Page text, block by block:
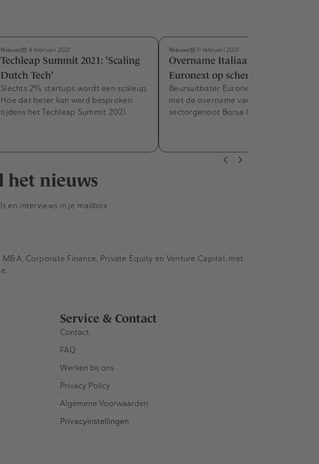
Nieuws 4 februari 2021
Techleap Summit 2021: 'Scaling
Dutch Tech'
Slechts 2% startups wordt een scaleup.
Hoe dat beter kan werd besproken
tijdens het Techleap Summit 2021.
Nieuws 11 februari 2021
Overname Italiaanse beurs door
Euronext op schema
Beursuitbater Euronext ligt op schema
met de overname van de Italiaanse
sectorgenoot Borsa Italiana.
het nieuws
en interviews in je mailbox
Service & Contact
Contact
FAQ
Werken bij ons
Privacy Policy
Algemene Voorwaarden
Privacyinstellingen
Corporate Finance, Private Equity en Venture Capital, met